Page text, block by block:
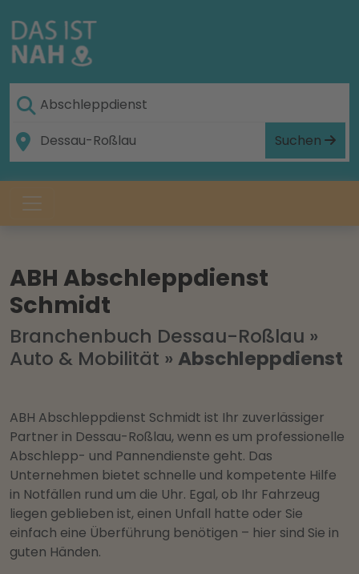
Suchen
ABH Abschleppdienst
Schmidt
Branchenbuch Dessau-Roßlau »
Auto & Mobilität » Abschleppdienst
ABH Abschleppdienst Schmidt ist Ihr zuverlässiger
Partner in Dessau-Roßlau, wenn es um professionelle
Abschlepp- und Pannendienste geht. Das
Unternehmen bietet schnelle und kompetente Hilfe
in Notfällen rund um die Uhr. Egal, ob Ihr Fahrzeug
liegen geblieben ist, einen Unfall hatte oder Sie
einfach eine Überführung benötigen – hier sind Sie in
guten Händen.